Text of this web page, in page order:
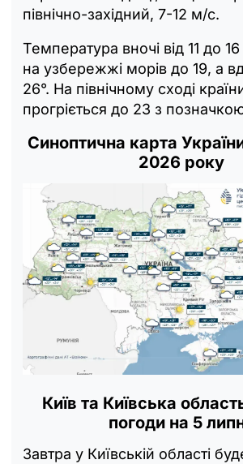
північно-західний, 7-12 м/с.
Температура вночі від 11 до
на узбережжі морів до 19, а
26°. На північному сході
прогріється до 23 з
Синоптична карта
2026 року
Київ та Київська
погоди на 5
Завтра у Київській області